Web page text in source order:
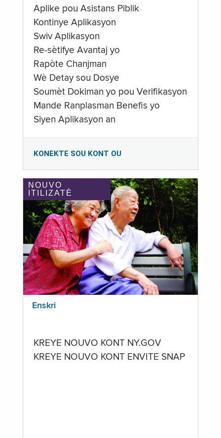
Aplike pou Asistans Piblik
Kontinye Aplikasyon
Swiv Aplikasyon
Re-sètifye Avantaj yo
Rapòte Chanjman
Wè Detay sou Dosye
Soumèt Dokiman yo pou Verifikasyon
Mande Ranplasman Benefis yo
Siyen Aplikasyon an
KONEKTE SOU KONT OU
NOUVO
ITILIZATÈ
Enskri
KREYE NOUVO KONT NY.GOV
KREYE NOUVO KONT ENVITE SNAP